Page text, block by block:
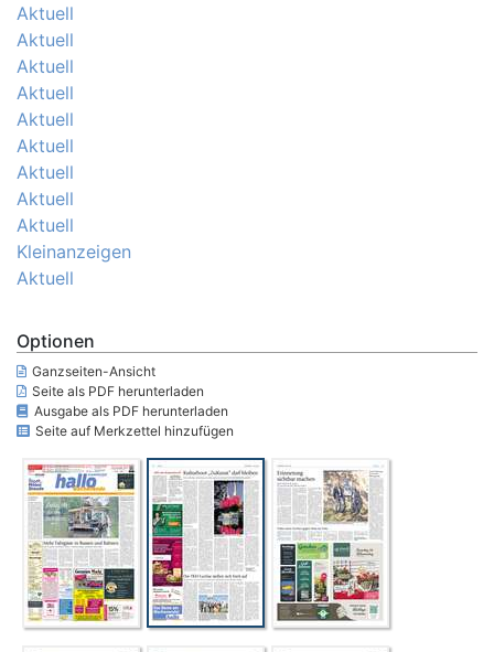
Aktuell
Aktuell
Aktuell
Aktuell
Aktuell
Aktuell
Aktuell
Aktuell
Aktuell
Kleinanzeigen
Aktuell
Optionen
Ganzseiten-Ansicht
Seite als PDF herunterladen
Ausgabe als PDF herunterladen
Seite auf Merkzettel hinzufügen